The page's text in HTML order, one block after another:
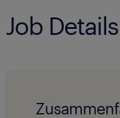
Job Details